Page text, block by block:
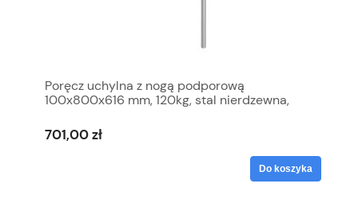
Poręcz uchylna z nogą podporową
100x800x616 mm, 120kg, stal nierdzewna,
701,00 zł
Do koszyka